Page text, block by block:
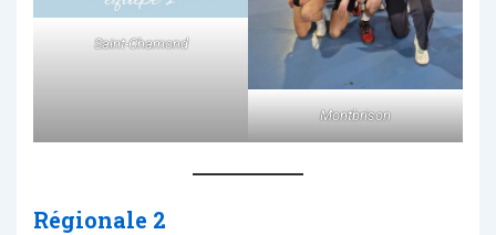
Saint-Chamond
Montbrison
Régionale 2